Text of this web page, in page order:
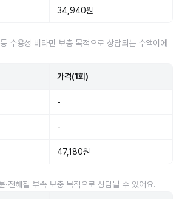
34,940원
수용성 비타민 보충 목적으로 상담되는 수액이에
가격(1회)
-
-
47,180원
·전해질 부족 보충 목적으로 상담될 수 있어요.